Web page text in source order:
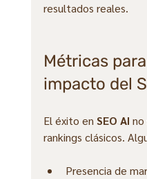
resultados reales.
Métricas
impacto del
El éxito en SEO AI no
rankings clásicos.
Presencia de